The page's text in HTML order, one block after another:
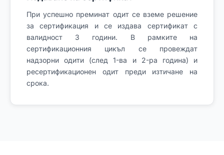
При успешно преминат одит се вземе решение
за сертификация и се издава сертификат с
валидност 3 години. В рамките на
сертификационния цикъл се провеждат
надзорни одити (след 1-ва и 2-ра година) и
ресертификационен одит преди изтичане на
срока.